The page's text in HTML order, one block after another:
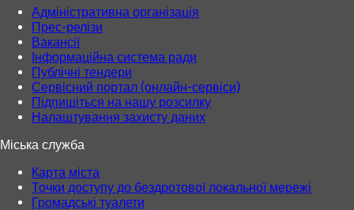
Адміністративна організація
Прес-релізи
Вакансії
Інформаційна система ради
Публічні тендери
Сервісний портал (онлайн-сервіси)
Підпишіться на нашу розсилку
Налаштування захисту даних
Міська служба
Карта міста
Точки доступу до бездротової локальної мережі
Громадські туалети